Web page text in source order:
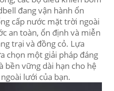
đang vận hành ổn
cấp nước mặt trời ngoài
an toàn, ổn định và miễn
trại và đồng cỏ. Lựa
chọn một giải pháp đáng
bền vững dài hạn cho hệ
lưới của bạn.